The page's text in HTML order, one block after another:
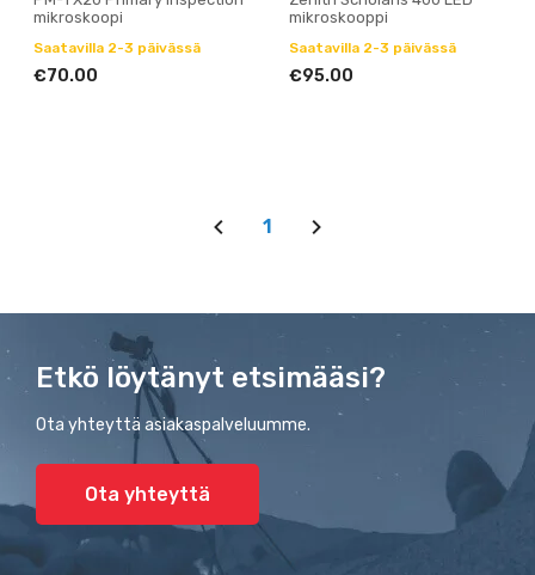
mikroskoopi
Saatavilla 2-3 päivässä
€70.00
mikroskooppi
Saatavilla 2-3 päivässä
€95.00
1
Etkö löytänyt etsimääsi?
Ota yhteyttä asiakaspalveluumme.
Ota yhteyttä